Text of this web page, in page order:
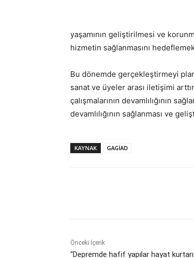
yaşamının geliştirilmesi ve
hizmetin sağlanmasını
Bu dönemde gerçekleştirmeyi
sanat ve üyeler arası iletişimi
çalışmalarının devamlılığının
devamlılığının sağlanması ve
KAYNAK GAGİAD
Önceki İçerik
“Depremde hafif yapılar hayat